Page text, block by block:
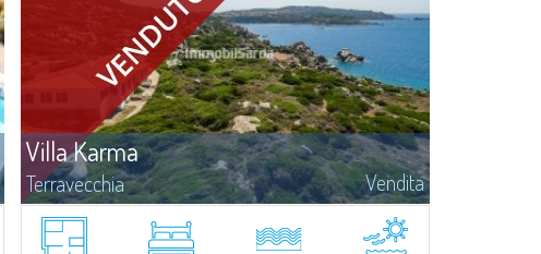
Villa Karma
Terravecchia Vendita
Gli amanti della privacy e dell'esclusività troveranno in questa villa
padronale fronte mare, con una straordinaria vista a 180° sull' isola